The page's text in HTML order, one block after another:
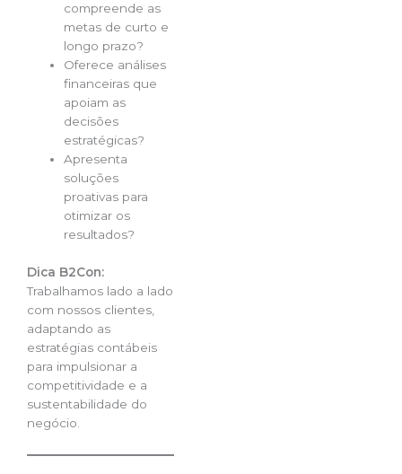
compreende as
metas de curto e
longo prazo?
Oferece análises
financeiras que
apoiam as
decisões
estratégicas?
Apresenta
soluções
proativas para
otimizar os
resultados?
Dica B2Con:
Trabalhamos lado a lado
com nossos clientes,
adaptando as
estratégias contábeis
para impulsionar a
competitividade e a
sustentabilidade do
negócio.